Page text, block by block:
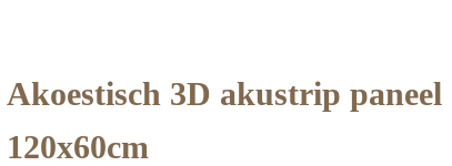
Akoestisch 3D akustrip
120x60cm